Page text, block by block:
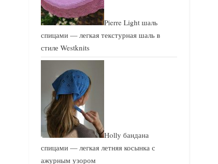
Pierre Light шаль
спицами — легкая текстурная шаль в
стиле Westknits
Holly бандана
спицами — легкая летняя косынка с
ажурным узором